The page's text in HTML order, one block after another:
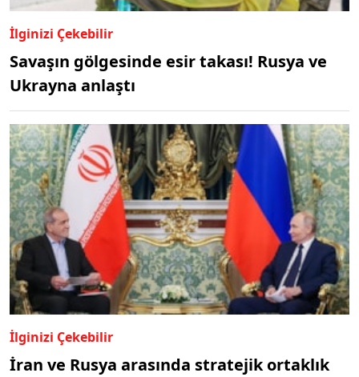
İlginizi Çekebilir
Savaşın gölgesinde esir takası! Rusya ve
Ukrayna anlaştı
İlginizi Çekebilir
İran ve Rusya arasında stratejik ortaklık